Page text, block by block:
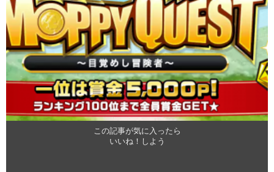
この記事が気に入ったら
いいね！しよう